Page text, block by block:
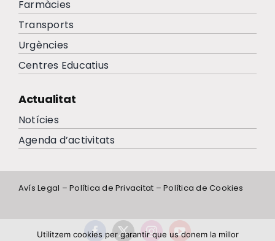
Farmàcies
Transports
Urgències
Centres Educatius
Actualitat
Notícies
Agenda d’activitats
Avís Legal –Política de Privacitat –Política de Cookies
Utilitzem cookies per garantir que us donem la millor